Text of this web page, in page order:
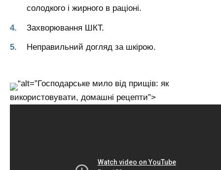
солодкого і жирного в раціоні.
Захворювання ШКТ.
Неправильний догляд за шкірою.
“alt=”Господарське мило від прищів: як
використовувати, домашні рецепти”>